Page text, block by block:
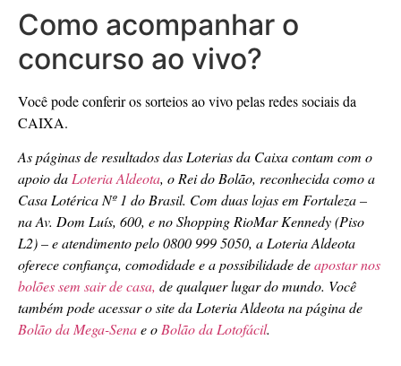
Como acompanhar o
concurso ao vivo?
Você pode conferir os sorteios ao vivo pelas redes sociais da
CAIXA.
As páginas de resultados das Loterias da Caixa contam com o
apoio da Loteria Aldeota, o Rei do Bolão, reconhecida como a
Casa Lotérica Nº 1 do Brasil. Com duas lojas em Fortaleza –
na Av. Dom Luís, 600, e no Shopping RioMar Kennedy (Piso
L2) – e atendimento pelo 0800 999 5050, a Loteria Aldeota
oferece confiança, comodidade e a possibilidade deapostar nos
bolões sem sair de casa, de qualquer lugar do mundo. Você
também pode acessar o site da Loteria Aldeota na página de
Bolão da Mega-Senae o Bolão da Lotofácil.